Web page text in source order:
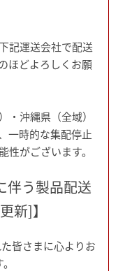
記運送会社で配送
ほどよろしくお願
沖縄県（全域）
一時的な集配停止
がございます。
伴う製品配送
新]】
皆さまに心よりお